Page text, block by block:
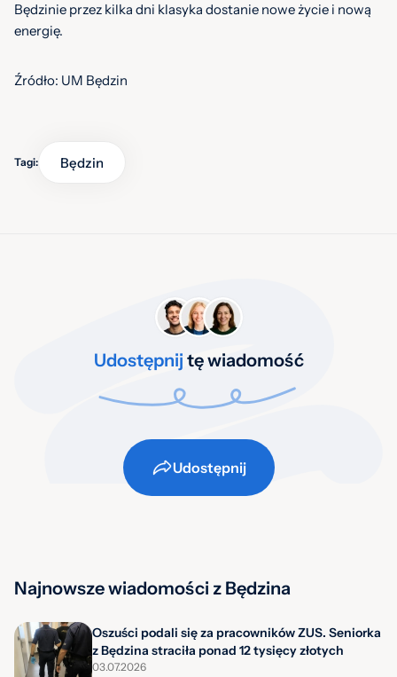
Będzinie przez kilka dni klasyka dostanie nowe życie i nową
energię.
Źródło: UM Będzin
Tagi: Będzin
Udostępnij tę wiadomość
Udostępnij
Najnowsze wiadomości z Będzina
Oszuści podali się za pracowników ZUS. Seniorka
z Będzina straciła ponad 12 tysięcy złotych
03.07.2026